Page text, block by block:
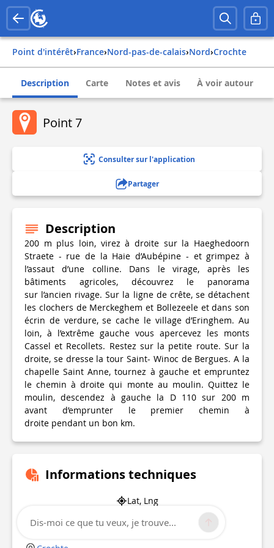
Point d'intérêt› france› nord-pas-de-calais› nord› crochte
Description Carte Notes et avis À voir autour
Point 7
Consulter sur l'application
Partager
Description
200 m plus loin, virez à droite sur la Haeghedoorn
Straete - rue de la Haie d’Aubépine - et grimpez à
l’assaut d’une colline. Dans le virage, après les
bâtiments agricoles, découvrez le panorama
sur l’ancien rivage. Sur la ligne de crête, se détachent
les clochers de Merckeghem et Bollezeele et dans son
écrin de verdure, se cache le village d’Eringhem. Au
loin, à l’extrême gauche vous apercevez les monts
Cassel et Recollets. Restez sur la petite route. Sur la
droite, se dresse la tour Saint- Winoc de Bergues. A la
chapelle Saint Anne, tournez à gauche et empruntez
le chemin à droite qui monte au moulin. Quittez le
moulin, descendez à gauche la D 110 sur 200 m
avant d’emprunter le premier chemin à
droite pendant un bon km.
Informations techniques
Lat, Lng
2.382958
Dis-moi ce que tu veux, je trouve...